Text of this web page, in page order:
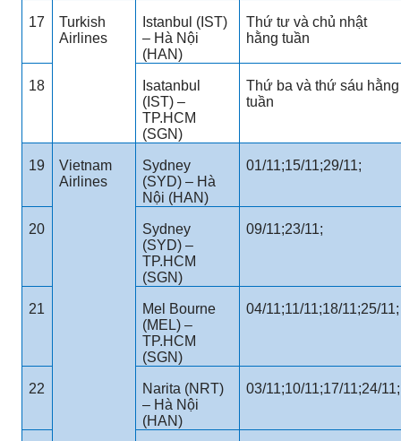
17
Turkish
Airlines
Istanbul (IST)
– Hà Nội
(HAN)
Thứ tư và chủ nhật
hằng tuần
18
Isatanbul
(IST) –
TP.HCM
(SGN)
Thứ ba và thứ sáu hằng
tuần
19
Vietnam
Airlines
Sydney
(SYD) – Hà
Nội (HAN)
01/11;15/11;29/11;
20
Sydney
(SYD) –
TP.HCM
(SGN)
09/11;23/11;
21
Mel Bourne
(MEL) –
TP.HCM
(SGN)
04/11;11/11;18/11;25/11;
22
Narita (NRT)
– Hà Nội
(HAN)
03/11;10/11;17/11;24/11;